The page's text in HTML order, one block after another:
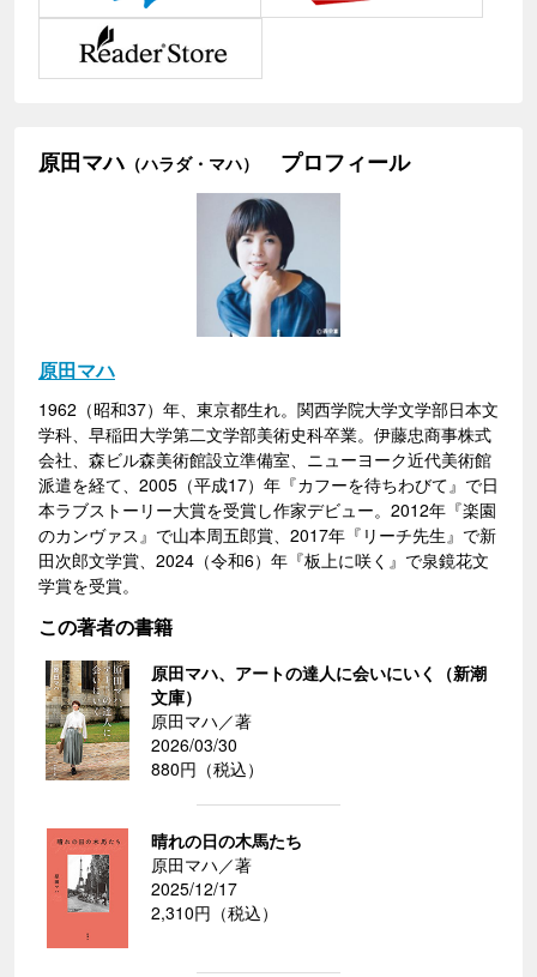
原田マハ （ハラダ・マハ） プロフィール
原田マハ
1962（昭和37）年、東京都生れ。関西学院大学文学部日本文
学科、早稲田大学第二文学部美術史科卒業。伊藤忠商事株式
会社、森ビル森美術館設立準備室、ニューヨーク近代美術館
派遣を経て、2005（平成17）年『カフーを待ちわびて』で日
本ラブストーリー大賞を受賞し作家デビュー。2012年『楽園
のカンヴァス』で山本周五郎賞、2017年『リーチ先生』で新
田次郎文学賞、2024（令和6）年『板上に咲く』で泉鏡花文
学賞を受賞。
この著者の書籍
原田マハ、アートの達人に会いにいく（新潮
文庫）
原田マハ／著
2026/03/30
880円（税込）
晴れの日の木馬たち
原田マハ／著
2025/12/17
2,310円（税込）